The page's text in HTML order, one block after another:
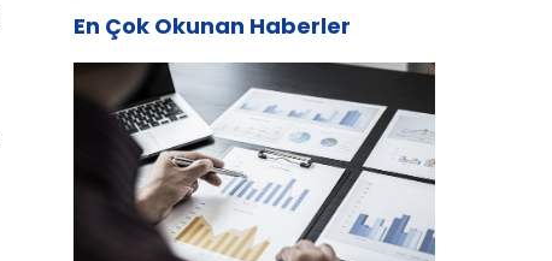
En Çok Okunan Haberler